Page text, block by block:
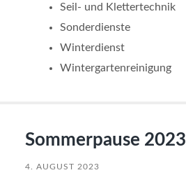
Seil- und Klettertechnik
Sonderdienste
Winterdienst
Wintergartenreinigung
Sommerpause 2023
4. AUGUST 2023